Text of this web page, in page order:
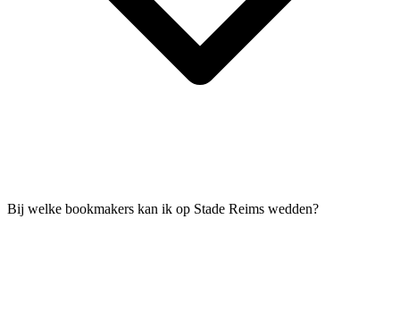
Bij welke bookmakers kan ik op Stade Reims wedden?